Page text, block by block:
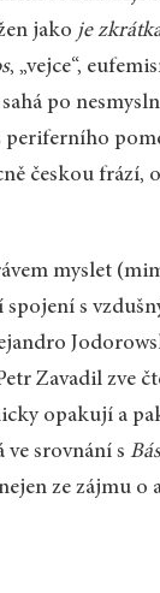
jako je
, „vejce“,
po
českou
myslet
s
Zavadil zve
opakují a
ve srovnání s
ze zájmu o